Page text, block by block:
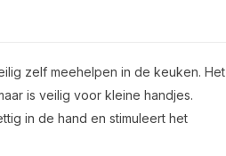
zelf meehelpen in de keuken. Het
is veilig voor kleine handjes.
in de hand en stimuleert het